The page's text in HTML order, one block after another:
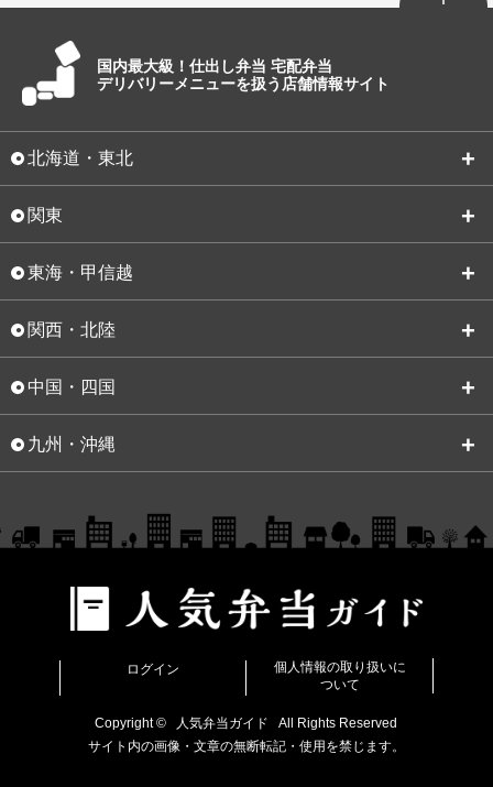
国内最大級！仕出し弁当 宅配弁当
デリバリーメニューを扱う店舗情報サイト
北海道・東北
関東
東海・甲信越
関西・北陸
中国・四国
九州・沖縄
ログイン
個人情報の取り扱いに
ついて
Copyright © 人気弁当ガイド
All Rights Reserved
サイト内の画像・文章の無断転記・使用を禁じます。